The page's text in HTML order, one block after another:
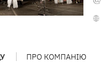
ПРО КОМПАНІЮ